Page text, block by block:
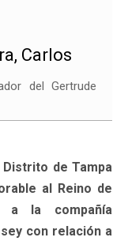
Carlos
del Gertrude
de Tampa
al Reino de
a la compañía
con relación a